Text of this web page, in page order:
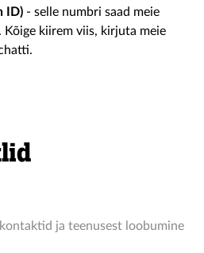
ID) - selle numbri saad meie
Kõige kiirem viis, kirjuta meie
ja teenusest loobumine